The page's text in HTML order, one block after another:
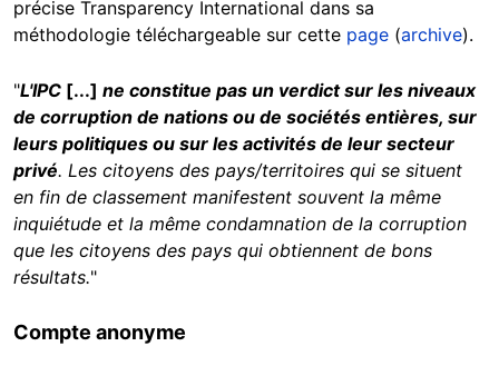
précise Transparency International dans sa
méthodologie téléchargeable sur cette page (archive).
"L'IPC [...] ne constitue pas un verdict sur les niveaux
de corruption de nations ou de sociétés entières, sur
leurs politiques ou sur les activités de leur secteur
privé. Les citoyens des pays/territoires qui se situent
en fin de classement manifestent souvent la même
inquiétude et la même condamnation de la corruption
que les citoyens des pays qui obtiennent de bons
résultats."
Compte anonyme